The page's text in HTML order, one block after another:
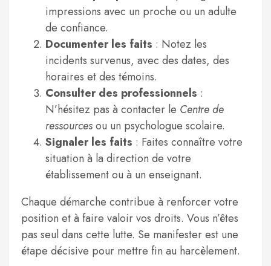
impressions avec un proche ou un adulte
de confiance.
Documenter les faits : Notez les
incidents survenus, avec des dates, des
horaires et des témoins.
Consulter des professionnels :
N’hésitez pas à contacter le Centre de
ressourcesou un psychologue scolaire.
Signaler les faits : Faites connaître votre
situation à la direction de votre
établissement ou à un enseignant.
Chaque démarche contribue à renforcer votre
position et à faire valoir vos droits. Vous n’êtes
pas seul dans cette lutte. Se manifester est une
étape décisive pour mettre fin au harcèlement.